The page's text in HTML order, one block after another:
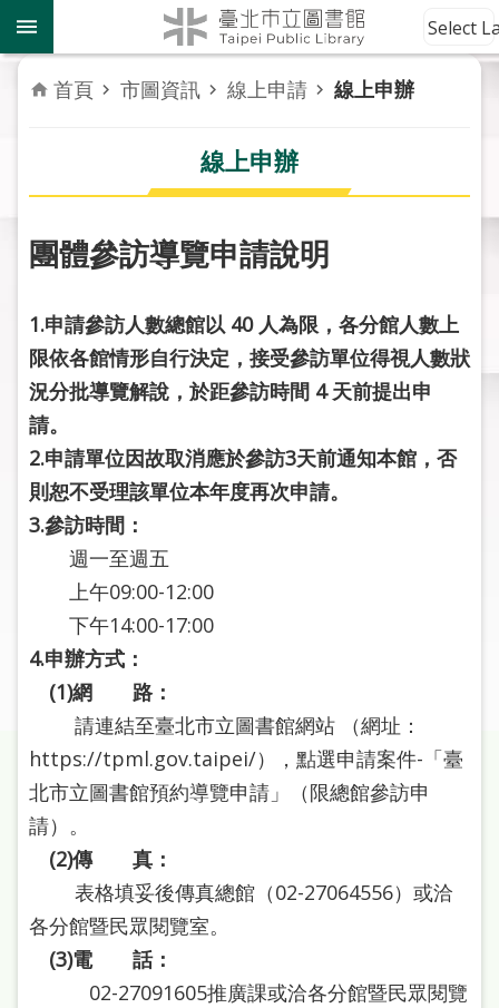
跳到主要內容區塊
到
館
資
訊
者
務
動
報
導
關
於
市
圖
請
常
問
答
加
入
圖
Select
首頁 市圖資訊 線上申請 線上申辦
線上申辦
團體參訪導覽申請說明
1.申請參訪人數總館以 40 人為限，各分館人數上
限依各館情形自行決定，接受參訪單位得視人數狀
況分批導覽解說，於距參訪時間 4 天前提出申
請。
2.申請單位因故取消應於參訪3天前通知本館，否
則恕不受理該單位本年度再次申請。
3.參訪時間：
週一至週五
上午09:00-12:00
下午14:00-17:00
4.申辦方式：
(1)網 路：
請連結至臺北市立圖書館網站 （網址：
https://tpml.gov.taipei/），點選申請案件-「臺
北市立圖書館預約導覽申請」（限總館參訪申
請）。
(2)傳 真：
表格填妥後傳真總館（02-27064556）或洽
各分館暨民眾閱覽室。
(3)電 話：
02-27091605推廣課或洽各分館暨民眾閱覽